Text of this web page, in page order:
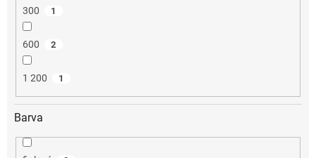
300 1
600 2
1 200 1
Barva